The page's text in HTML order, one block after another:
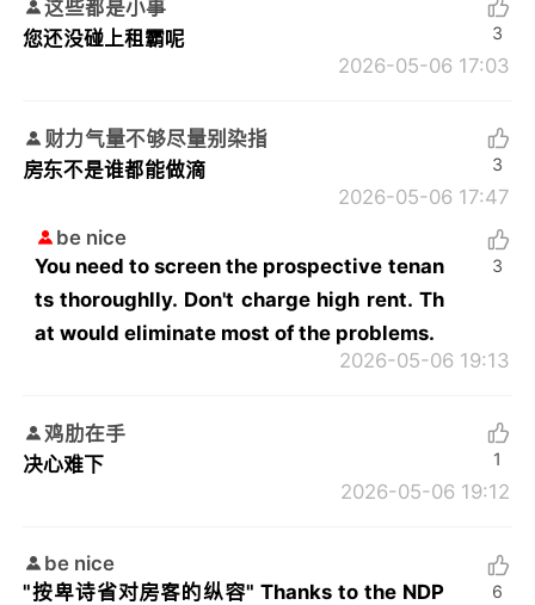
这些都是小事
您还没碰上租霸呢
2026-05-06 17:03
3
财力气量不够尽量别染指
房东不是谁都能做滴
2026-05-06 17:47
3
be nice
You need to screen the prospective tenan
ts thoroughlly. Don't charge high rent. Th
at would eliminate most of the problems.
2026-05-06 19:13
3
鸡肋在手
决心难下
2026-05-06 19:12
1
be nice
"按卑诗省对房客的纵容" Thanks to the NDP
6